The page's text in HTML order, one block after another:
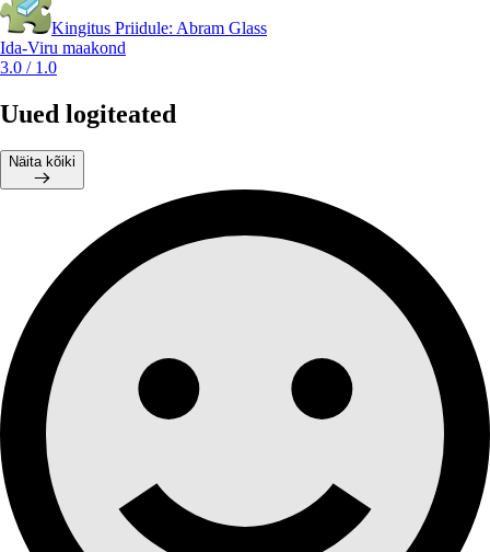
Kingitus Priidule: Abram Glass
Ida-Viru maakond
3.0 / 1.0
Uued logiteated
Näita kõiki